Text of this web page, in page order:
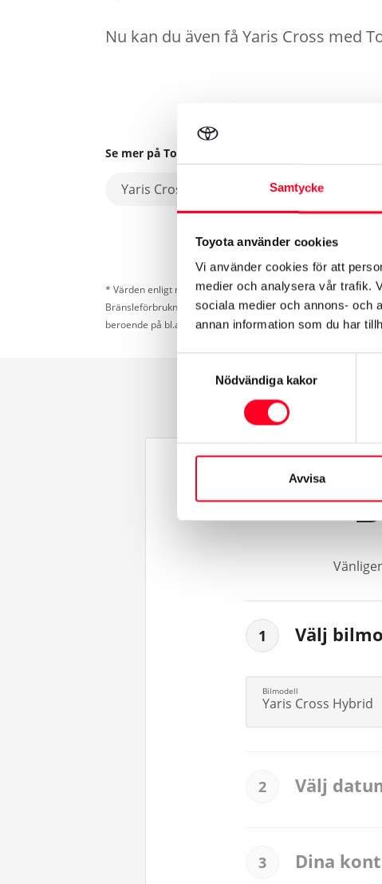
Samtycke
Toyota använder cookies
Vi använder cookies för att
medier och analysera vår trafik.
sociala medier och annons- och
annan information som du har
Nödvändiga kakor
Avvisa
Nu kan du även få Yaris Cross med
Se mer på Toyota.se
Yaris Cross Hybrid
* Värden enligt nya testcykeln WLTP som gäller för
Bränsleförbrukning och koldioxid (CO2) kan bli högre eller
beroende på bl.a. temperatur, last- och dragvikt.
1 Välj
Yaris Cross Hybrid
2 Välj
3 Dina